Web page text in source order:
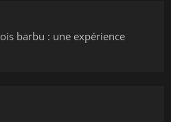
barbu : une expérience